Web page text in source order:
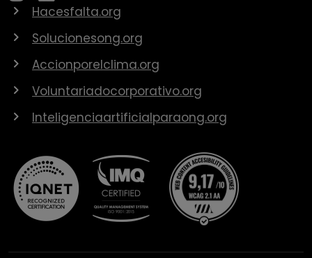
Hacesfalta.org
Solucionesong.org
Accionporelclima.org
Voluntariadocorporativo.org
Inteligenciaartificialparaong.org